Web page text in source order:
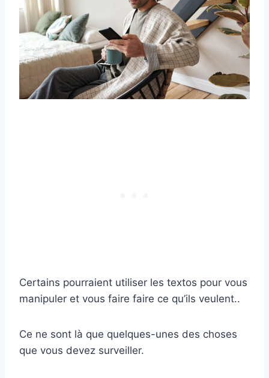
Certains pourraient utiliser les textos pour vous
manipuler et vous faire faire ce qu’ils veulent..
Ce ne sont là que quelques-unes des choses
que vous devez surveiller.